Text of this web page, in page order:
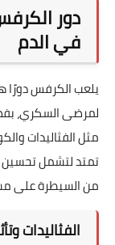
دور
في الدم
يلعب الكرفس دورًا
لمرضى السكري،
مثل الفثاليدات
تمتد لتشمل تحسين
من السيطرة على
الفثاليدات